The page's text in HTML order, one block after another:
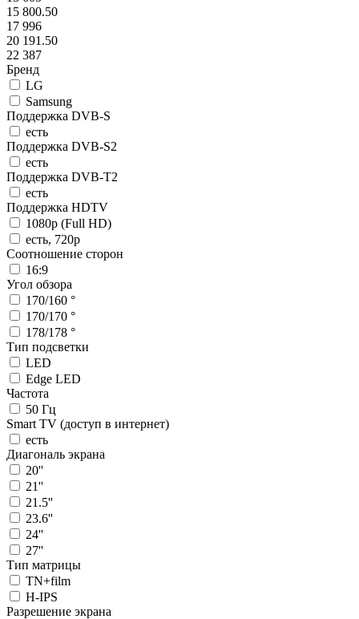
15 800.50
17 996
20 191.50
22 387
Бренд
LG
Samsung
Поддержка DVB-S
есть
Поддержка DVB-S2
есть
Поддержка DVB-T2
есть
Поддержка HDTV
1080p (Full HD)
есть, 720p
Соотношение сторон
16:9
Угол обзора
170/160 °
170/170 °
178/178 °
Тип подсветки
LED
Edge LED
Частота
50 Гц
Smart TV (доступ в интернет)
есть
Диагональ экрана
20''
21''
21.5''
23.6''
24''
27''
Тип матрицы
TN+film
H-IPS
Разрешение экрана